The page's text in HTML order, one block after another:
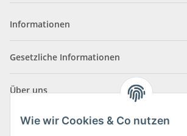
Informationen
Gesetzliche Informationen
Über uns
Wie wir Cookies & Co nutzen